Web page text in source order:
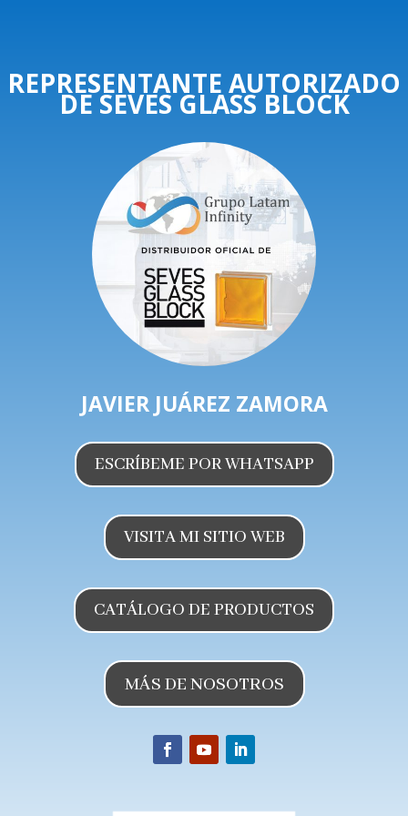
REPRESENTANTE AUTORIZADO
DE SEVES GLASS BLOCK
JAVIER JUÁREZ ZAMORA
ESCRÍBEME POR WHATSAPP
VISITA MI SITIO WEB
CATÁLOGO DE PRODUCTOS
MÁS DE NOSOTROS